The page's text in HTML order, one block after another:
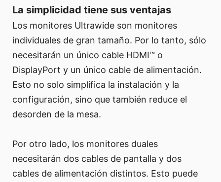
La simplicidad tiene sus ventajas
Los monitores Ultrawide son monitores
individuales de gran tamaño. Por lo tanto, sólo
necesitarán un único cable HDMI™ o
DisplayPort y un único cable de alimentación.
Esto no solo simplifica la instalación y la
configuración, sino que también reduce el
desorden de la mesa.
Por otro lado, los monitores duales
necesitarán dos cables de pantalla y dos
cables de alimentación distintos. Esto puede